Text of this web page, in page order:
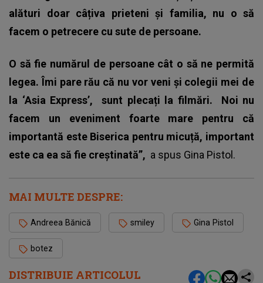
DISTRIBUIE ARTICOLUL
alături doar câțiva prieteni și familia, nu o să
facem o petrecere cu sute de persoane.
O să fie numărul de persoane cât o să ne permită
legea. Îmi pare rău că nu vor veni și colegii mei de
la ‘Asia Express’, sunt plecați la filmări. Noi nu
facem un eveniment foarte mare pentru că
importantă este Biserica pentru micuță, important
este ca ea să fie creștinată”, a spus Gina Pistol.
MAI MULTE DESPRE:
Andreea Bănică smiley Gina Pistol
botez